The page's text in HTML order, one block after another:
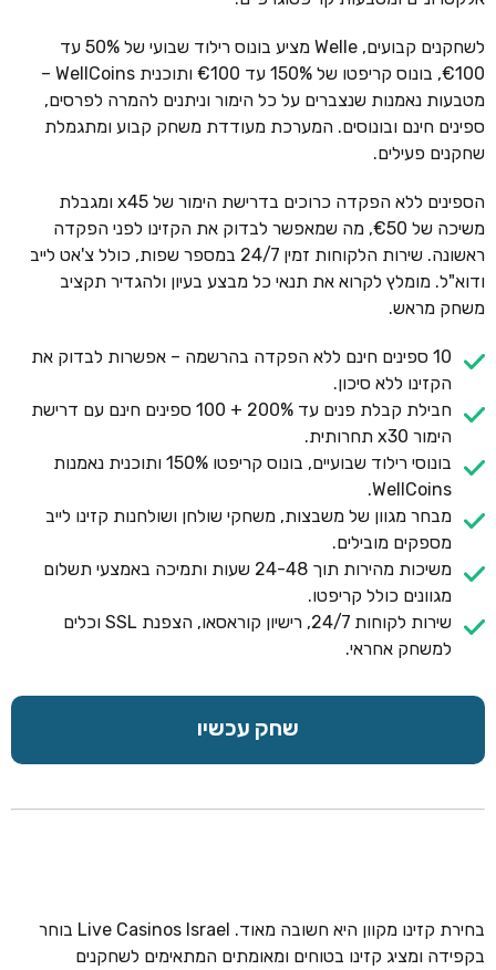
לשחקנים קבועים, Welle מציע בונוס רילוד שבועי של 50% עד
€100, בונוס קריפטו של 150% עד €100 ותוכנית WellCoins –
מטבעות נאמנות שנצברים על כל הימור וניתנים להמרה לפרסים,
ספינים חינם ובונוסים. המערכת מעודדת משחק קבוע ומתגמלת
שחקנים פעילים.
הספינים ללא הפקדה כרוכים בדרישת הימור של x45 ומגבלת
משיכה של €50, מה שמאפשר לבדוק את הקזינו לפני הפקדה
ראשונה. שירות הלקוחות זמין 24/7 במספר שפות, כולל צ'אט לייב
ודוא"ל. מומלץ לקרוא את תנאי כל מבצע בעיון ולהגדיר תקציב
משחק מראש.
10 ספינים חינם ללא הפקדה בהרשמה – אפשרות לבדוק את
הקזינו ללא סיכון.
חבילת קבלת פנים עד 200% + 100 ספינים חינם עם דרישת
הימור x30 תחרותית.
בונוסי רילוד שבועיים, בונוס קריפטו 150% ותוכנית נאמנות
WellCoins.
מבחר מגוון של משבצות, משחקי שולחן ושולחנות קזינו לייב
מספקים מובילים.
משיכות מהירות תוך 24-48 שעות ותמיכה באמצעי תשלום
מגוונים כולל קריפטו.
שירות לקוחות 24/7, רישיון קוראסאו, הצפנת SSL וכלים
למשחק אחראי.
שחק עכשיו
בחירת קזינו מקוון היא חשובה מאוד. Live Casinos Israel בוחר
בקפידה ומציג קזינו בטוחים ומאומתים המתאימים לשחקנים